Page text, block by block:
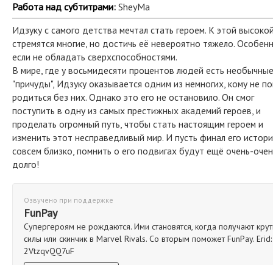
Работа над субтитрами: SheyMa
Идзуку с самого детства мечтал стать героем. К этой
стремятся многие, но достичь её невероятно тяжело.
если не обладать сверхспособностями.
В мире, где у восьмидесяти процентов людей есть необычные
"причуды", Идзуку оказывается одним из немногих, кому не
родиться без них. Однако это его не остановило. Он смог
поступить в одну из самых престижных академий героев, и
проделать огромный путь, чтобы стать настоящим героем и
изменить этот несправедливый мир. И пусть финал его
совсем близко, помнить о его подвигах будут ещё очень-
долго!
Озвучено при поддержке
FunPay
Супергероям не рождаются. Ими становятся, когда получают
силы или скинчик в Marvel Rivals. Со вторым поможет FunPay. Erid:
2VtzqvQQ7uF